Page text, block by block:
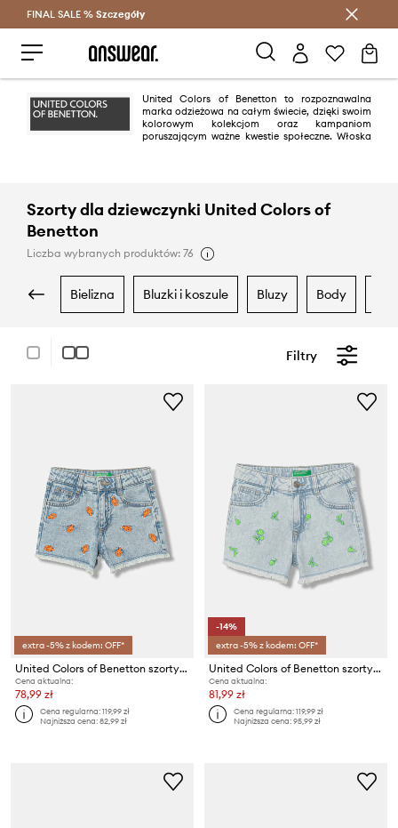
Oszczędzaj z Answear Club >
FINAL SALE % Szczegóły
United Colors of Benetton to rozpoznawalna
marka odzieżowa na całym świecie, dzięki swoim
kolorowym kolekcjom oraz kampaniom
poruszającym ważne kwestie społeczne. Włoska
Szorty dla dziewczynki United Colors of
Benetton
Liczba wybranych produktów: 76
bielizna bluzki i koszule bluzy body
Filtry
extra -5% z kodem: OFF*
United Colors of Benetton szorty dziecięce jeansowe
Cena aktualna:
78,99 zł
Cena regularna:119,99 zł
Najniższa cena:82,99 zł
-14%
extra -5% z kodem: OFF*
United Colors of Benetton szorty dziecięce jeansowe
Cena aktualna:
81,99 zł
Cena regularna:119,99 zł
Najniższa cena:95,99 zł